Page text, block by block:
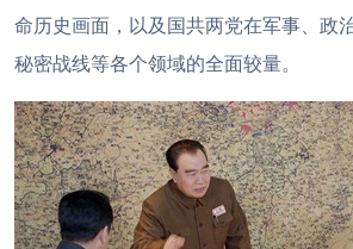
命历史画面，以及国共两党在军事、政
秘密战线等各个领域的全面较量。